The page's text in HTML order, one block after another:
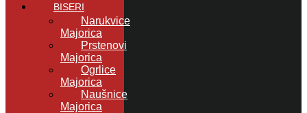
BISERI
Narukvice
Majorica
Prstenovi
Majorica
Ogrlice
Majorica
Naušnice
Majorica